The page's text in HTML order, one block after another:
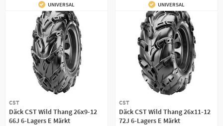
UNIVERSAL
CST
Däck CST Wild Thang 26x9-12
66J 6-Lagers E Märkt
UNIVERSAL
CST
Däck CST Wild Thang 26x11-12
72J 6-Lagers E Märkt